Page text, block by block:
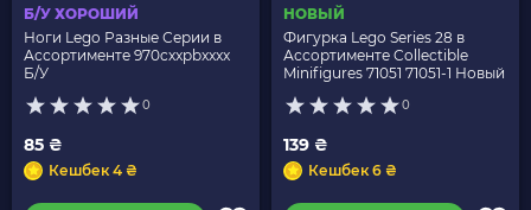
Б/У ХОРОШИЙ
Ноги Lego Разные Серии в
Ассортименте 970cxxpbxxxx
Б/У
0
85 ₴
Кешбек 4 ₴
НОВЫЙ
Фигурка Lego Series 28 в
Ассортименте Collectible
Minifigures 71051 71051-1 Новый
0
139 ₴
Кешбек 6 ₴